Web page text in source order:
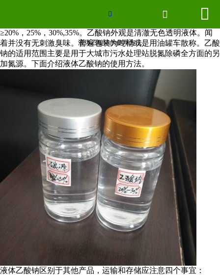
网站首页
联系我们
企业形象
2026世界杯官网
新闻中心
产品分类

液体乙酸钠的使用方法
 
液体乙酸钠的使用方法
≥20%，25%，30%,35%。乙酸钠外观是清澈无色透明液体。闻
着并没有无刺激臭味。普遍包装为吨桶或是用油罐车散称。乙酸
钠的适用范围主要是用于大城市污水处理站脱氮除磷全方面的另
加氮源。下面介绍液体乙酸钠的使用方法。
液体乙酸钠区别于其他产品，运输和存储应注意四个事宜：